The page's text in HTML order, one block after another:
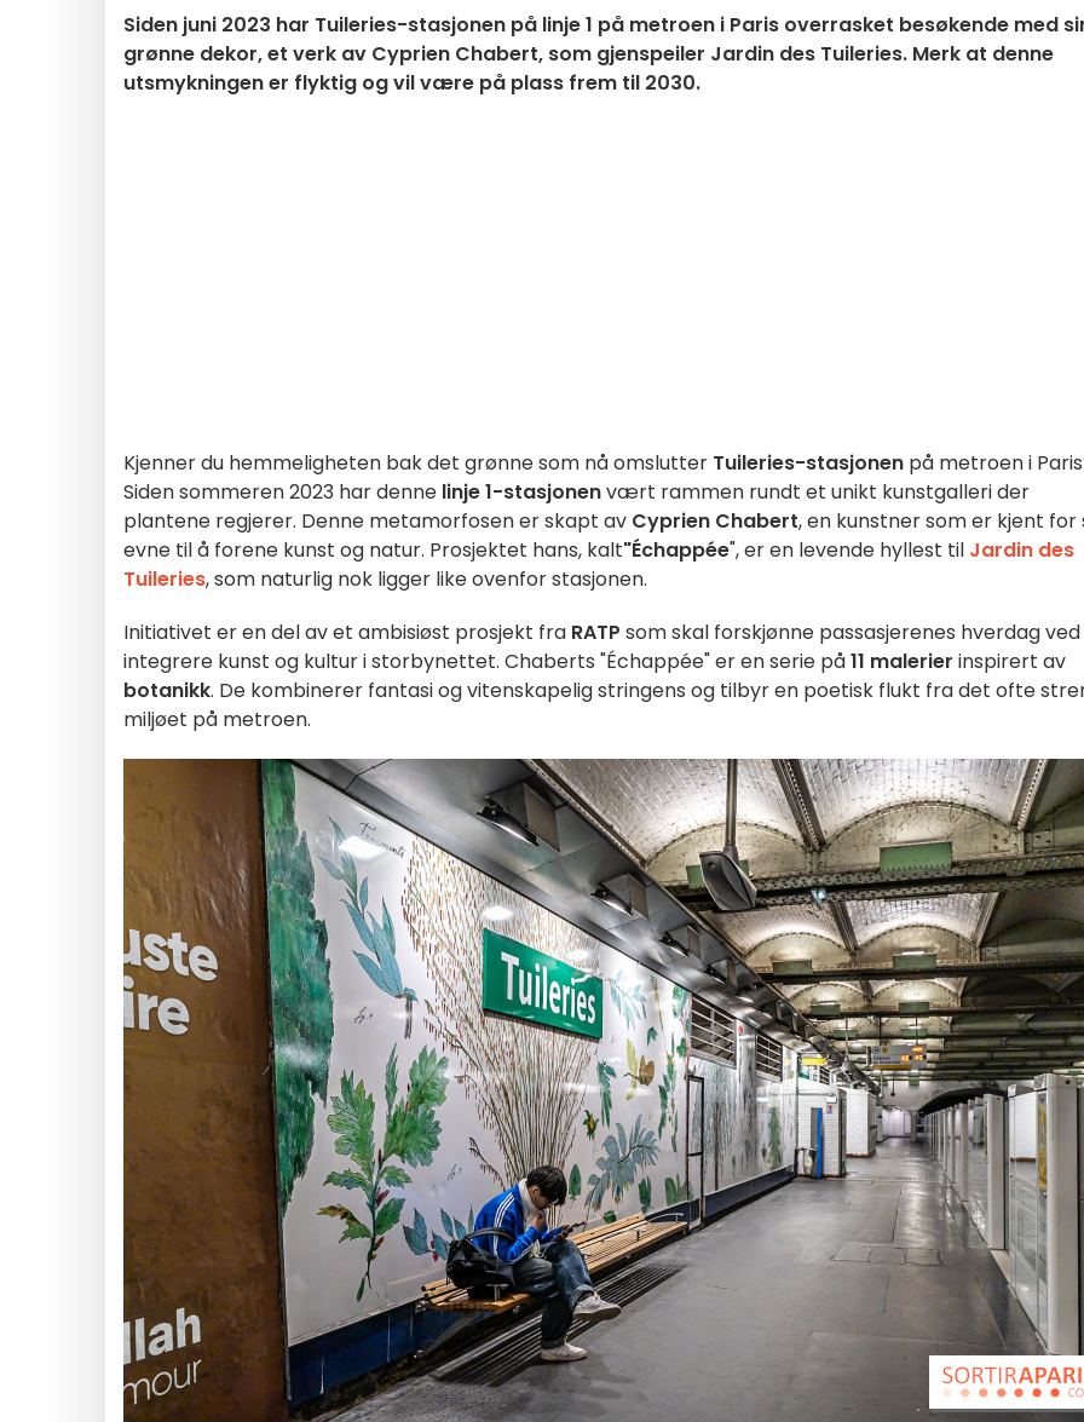
Siden juni 2023 har Tuileries-stasjonen på linje 1 på metroen i Paris overrasket besøkende med
grønne dekor, et verk av Cyprien Chabert, som gjenspeiler Jardin des Tuileries. Merk at denne
utsmykningen er flyktig og vil være på plass frem til 2030.
Kjenner du hemmeligheten bak det grønne som nå omslutter Tuileries-stasjonen på metroen i
Siden sommeren 2023 har denne linje 1-stasjonenvært rammen rundt et unikt kunstgalleri der
plantene regjerer. Denne metamorfosen er skapt av Cyprien Chabert, en kunstner som er kjent for
evne til å forene kunst og natur. Prosjektet hans, kalt"Échappée", er en levende hyllest til Jardin des
Tuileries, som naturlig nok ligger like ovenfor stasjonen.
Initiativet er en del av et ambisiøst prosjekt fra RATP som skal forskjønne passasjerenes hverdag
integrere kunst og kultur i storbynettet. Chaberts "Échappée" er en serie på11 malerier inspirert av
botanikk. De kombinerer fantasi og vitenskapelig stringens og tilbyr en poetisk flukt fra det ofte
miljøet på metroen.